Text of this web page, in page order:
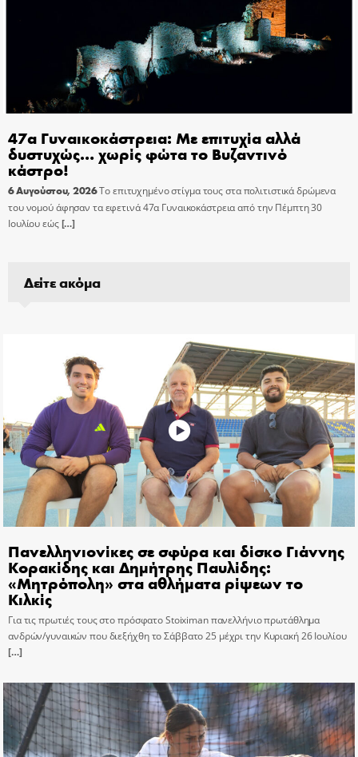
47α Γυναικοκάστρεια: Με επιτυχία αλλά
δυστυχώς… χωρίς φώτα το Βυζαντινό
κάστρο!
6 Αυγούστου, 2026Το επιτυχημένο στίγμα τους στα πολιτιστικά δρώμενα
του νομού άφησαν τα εφετινά 47α Γυναικοκάστρεια από την Πέμπτη 30
Ιουλίου εώς[…]
Δείτε ακόμα
Πανελληνιονίκες σε σφύρα και δίσκο Γιάννης
Κορακίδης και Δημήτρης Παυλίδης:
«Μητρόπολη» στα αθλήματα ρίψεων το
Κιλκίς
Για τις πρωτιές τους στο πρόσφατο Stoiximan πανελλήνιο πρωτάθλημα
ανδρών/γυναικών που διεξήχθη το Σάββατο 25 μέχρι την Κυριακή 26 Ιουλίου
[…]